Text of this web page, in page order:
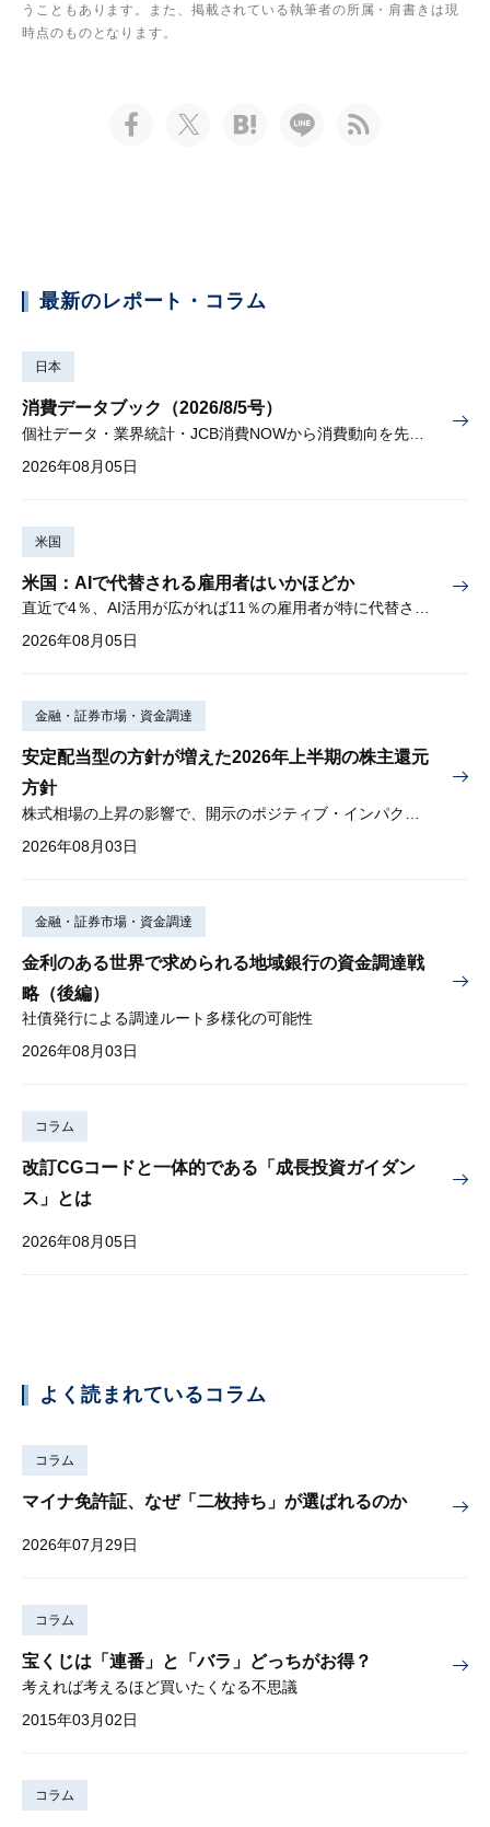
うこともあります。また、掲載されている執筆者の所属・肩書きは現
時点のものとなります。
最新のレポート・コラム
日本
消費データブック（2026/8/5号）
2026年08月05日
米国
米国：AIで代替される雇用者はいかほどか
直近で4％、AI活用が広がれば11％の雇用者が特に代替されやすい
2026年08月05日
金融・証券市場・資金調達
安定配当型の方針が増えた2026年上半期の株主還元
方針
2026年08月03日
金融・証券市場・資金調達
金利のある世界で求められる地域銀行の資金調達戦
略（後編）
社債発行による調達ルート多様化の可能性
2026年08月03日
コラム
改訂CGコードと一体的である「成長投資ガイダン
ス」とは
2026年08月05日
よく読まれているコラム
コラム
マイナ免許証、なぜ「二枚持ち」が選ばれるのか
2026年07月29日
コラム
宝くじは「連番」と「バラ」どっちがお得？
考えれば考えるほど買いたくなる不思議
2015年03月02日
コラム